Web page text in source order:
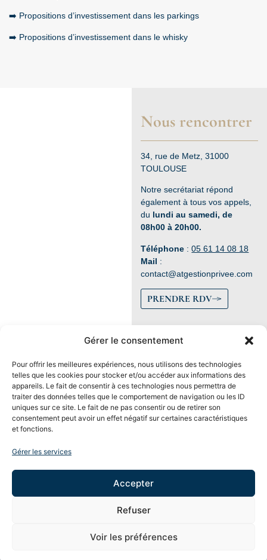
Gérer le consentement
Pour offrir les meilleures expériences, nous utilisons des technologies
telles que les cookies pour stocker et/ou accéder aux informations des
appareils. Le fait de consentir à ces technologies nous permettra de
traiter des données telles que le comportement de navigation ou les ID
uniques sur ce site. Le fait de ne pas consentir ou de retirer son
consentement peut avoir un effet négatif sur certaines caractéristiques
et fonctions.
Gérer les services
Accepter
Refuser
Voir les préférences
➡️ Propositions d’investissement dans les parkings
➡️ Propositions d’investissement dans le whisky
Nous rencontrer
34, rue de Metz, 31000
TOULOUSE
Notre secrétariat répond
également à tous vos appels,
du lundi au samedi, de
08h00 à 20h00.
Téléphone :05 61 14 08 18
Mail :
contact@atgestionprivee.com
PRENDRE RDV
AT GESTION PRIVÉE
34, rue de Metz
31000 TOULOUSE
Téléphone: 05 61
14 08 18
Mail:
Accueil
Le Cabinet
Nos Solutions
Contact
PRENDRE
RDV
Suivez-
nous
MENTIONS LEGALES
© 2024 AT GESTION PRIVÉE - Tous droit